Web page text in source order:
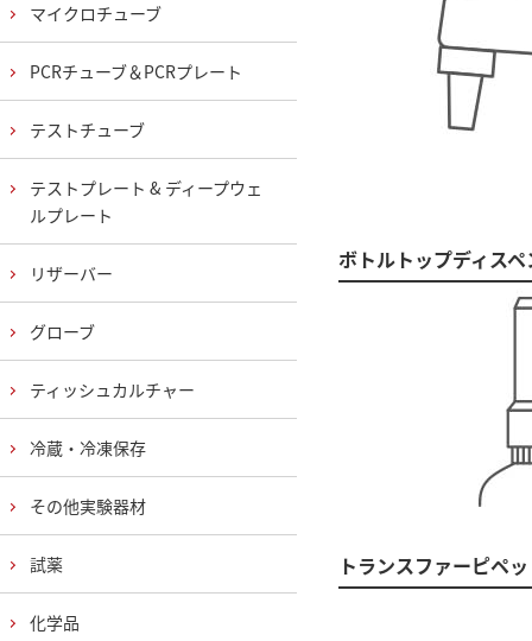
ボトルトップディス
トランスファーピペ
マイクロチューブ
PCRチューブ＆PCRプレート
テストチューブ
テストプレート & ディープウェ
ルプレート
リザーバー
グローブ
ティッシュカルチャー
冷蔵・冷凍保存
その他実験器材
試薬
化学品